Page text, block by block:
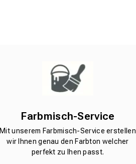
Farbmisch-Service
Mit unserem Farbmisch-Service erstellen
wir Ihnen genau den Farbton welcher
perfekt zu Ihen passt.